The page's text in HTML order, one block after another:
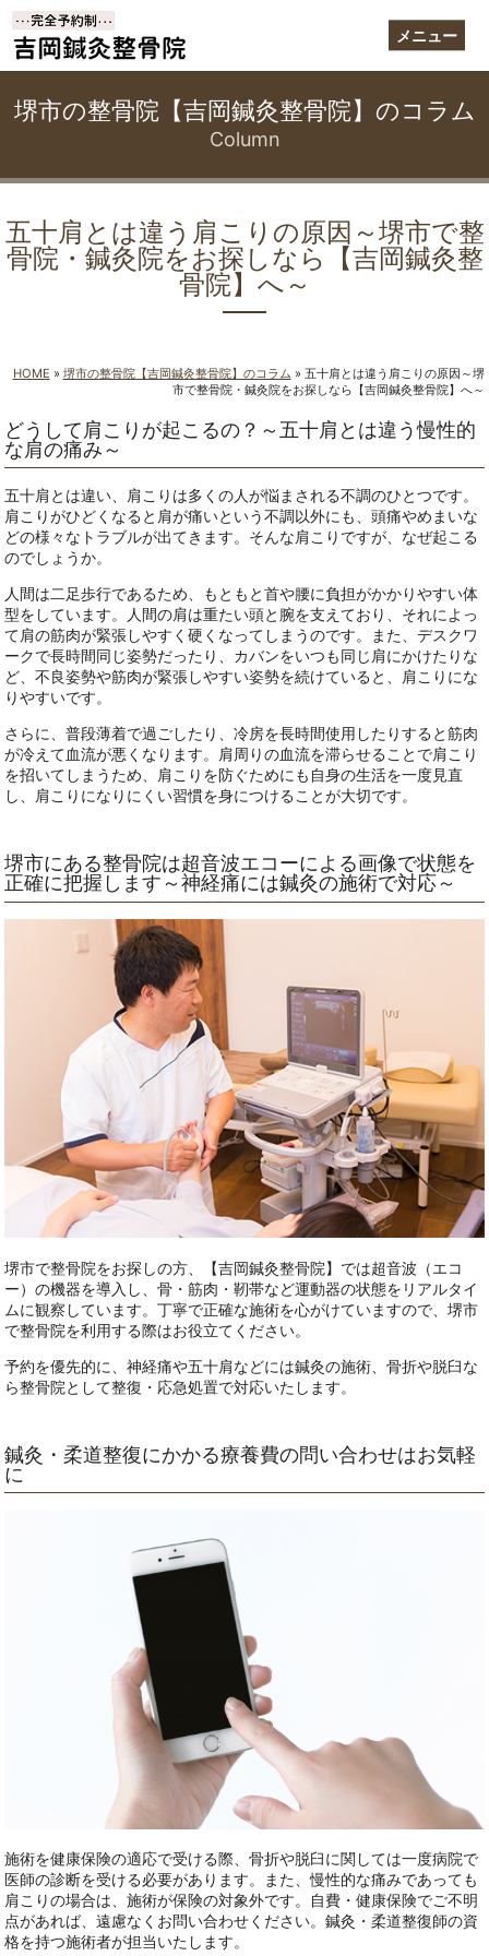
メニュー
堺市の整骨院【吉岡鍼灸整骨院】のコラム
Column
五十肩とは違う肩こりの原因～堺市で整
骨院・鍼灸院をお探しなら【吉岡鍼灸整
骨院】へ～
HOME » 堺市の整骨院【吉岡鍼灸整骨院】のコラム » 五十肩とは違う肩こりの原因～堺
市で整骨院・鍼灸院をお探しなら【吉岡鍼灸整骨院】へ～
どうして肩こりが起こるの？～五十肩とは違う慢性的
な肩の痛み～
五十肩とは違い、肩こりは多くの人が悩まされる不調のひとつです。
肩こりがひどくなると肩が痛いという不調以外にも、頭痛やめまいな
どの様々なトラブルが出てきます。そんな肩こりですが、なぜ起こる
のでしょうか。
人間は二足歩行であるため、もともと首や腰に負担がかかりやすい体
型をしています。人間の肩は重たい頭と腕を支えており、それによっ
て肩の筋肉が緊張しやすく硬くなってしまうのです。また、デスクワ
ークで長時間同じ姿勢だったり、カバンをいつも同じ肩にかけたりな
ど、不良姿勢や筋肉が緊張しやすい姿勢を続けていると、肩こりにな
りやすいです。
さらに、普段薄着で過ごしたり、冷房を長時間使用したりすると筋肉
が冷えて血流が悪くなります。肩周りの血流を滞らせることで肩こり
を招いてしまうため、肩こりを防ぐためにも自身の生活を一度見直
し、肩こりになりにくい習慣を身につけることが大切です。
堺市にある整骨院は超音波エコーによる画像で状態を
正確に把握します～神経痛には鍼灸の施術で対応～
堺市で整骨院をお探しの方、【吉岡鍼灸整骨院】では超音波 （エコ
ー）の機器を導入し、骨・筋肉・靭帯など運動器の状態をリアルタイ
ムに観察しています。丁寧で正確な施術を心がけていますので、堺市
で整骨院を利用する際はお役立てください。
予約を優先的に、神経痛や五十肩などには鍼灸の施術、骨折や脱臼な
ら整骨院として整復・応急処置で対応いたします。
鍼灸・柔道整復にかかる療養費の問い合わせはお気軽
に
施術を健康保険の適応で受ける際、骨折や脱臼に関しては一度病院で
医師の診断を受ける必要があります。また、慢性的な痛みであっても
肩こりの場合は、施術が保険の対象外です。自費・健康保険でご不明
点があれば、遠慮なくお問い合わせください。鍼灸・柔道整復師の資
格を持つ施術者が担当いたします。